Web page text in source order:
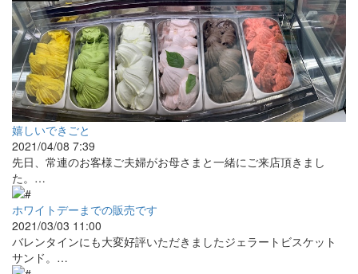
嬉しいできごと
2021/04/08 7:39
先日、常連のお客様ご夫婦がお母さまと一緒にご来店頂きまし
た。…
ホワイトデーまでの販売です
2021/03/03 11:00
バレンタインにも大変好評いただきましたジェラートビスケット
サンド。…